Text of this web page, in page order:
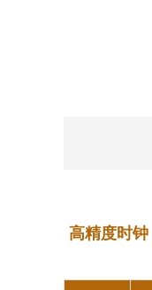
高精度时钟